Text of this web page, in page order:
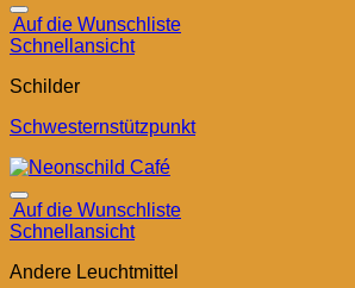
Auf die Wunschliste
Schnellansicht
Schilder
Schwesternstützpunkt
Auf die Wunschliste
Schnellansicht
Andere Leuchtmittel